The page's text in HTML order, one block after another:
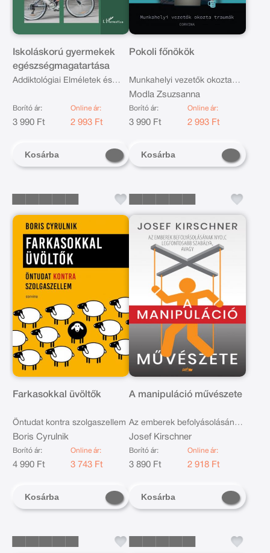
Iskoláskorú gyermekek
egészségmagatartása
Addiktológiai Elméletek és
Borító ár:
3 990 Ft
Online ár:
2 993 Ft
Kosárba
Pokoli főnökök
Munkahelyi vezetők okozta
traumák
Modla Zsuzsanna
Borító ár:
3 990 Ft
Online ár:
2 993 Ft
Kosárba
Farkasokkal üvöltők
Öntudat kontra szolgaszellem
Boris Cyrulnik
Borító ár:
4 990 Ft
Online ár:
3 743 Ft
Kosárba
A manipuláció művészete
Az emberek befolyásolásának
nyolc legfontosabb szabálya
Josef Kirschner
Borító ár:
3 890 Ft
Online ár:
2 918 Ft
Kosárba